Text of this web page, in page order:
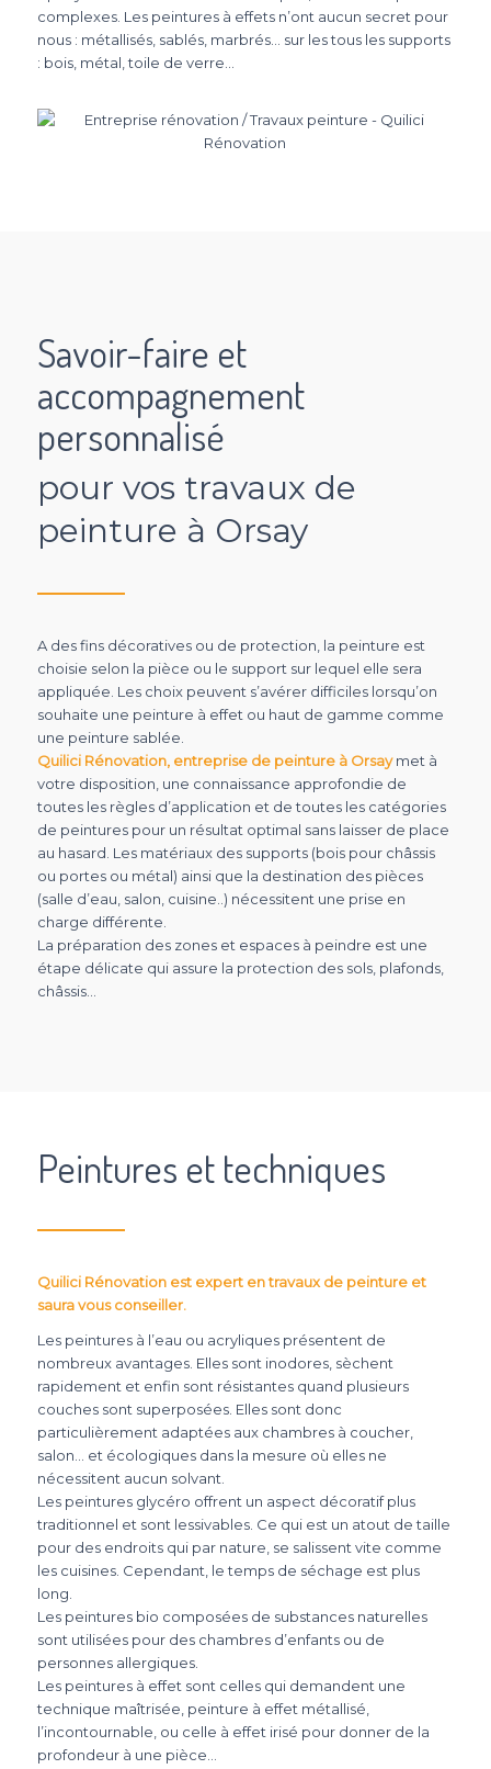
complexes. Les peintures à effets n’ont aucun secret pour
nous : métallisés, sablés, marbrés… sur les tous les supports
: bois, métal, toile de verre…
Savoir-faire et
accompagnement
personnalisé
pour vos travaux de
peinture à Orsay
A des fins décoratives ou de protection, la peinture est
choisie selon la pièce ou le support sur lequel elle sera
appliquée. Les choix peuvent s’avérer difficiles lorsqu’on
souhaite une peinture à effet ou haut de gamme comme
une peinture sablée.
Quilici Rénovation, entreprise de peinture à Orsaymet à
votre disposition, une connaissance approfondie de
toutes les règles d’application et de toutes les catégories
de peintures pour un résultat optimal sans laisser de place
au hasard. Les matériaux des supports (bois pour châssis
ou portes ou métal) ainsi que la destination des pièces
(salle d’eau, salon, cuisine..) nécessitent une prise en
charge différente.
La préparation des zones et espaces à peindre est une
étape délicate qui assure la protection des sols, plafonds,
châssis…
Peintures et techniques
Quilici Rénovation est expert en travaux de peinture et
saura vous conseiller.
Les peintures à l’eau ou acryliques présentent de
nombreux avantages. Elles sont inodores, sèchent
rapidement et enfin sont résistantes quand plusieurs
couches sont superposées. Elles sont donc
particulièrement adaptées aux chambres à coucher,
salon… et écologiques dans la mesure où elles ne
nécessitent aucun solvant.
Les peintures glycéro offrent un aspect décoratif plus
traditionnel et sont lessivables. Ce qui est un atout de taille
pour des endroits qui par nature, se salissent vite comme
les cuisines. Cependant, le temps de séchage est plus
long.
Les peintures bio composées de substances naturelles
sont utilisées pour des chambres d’enfants ou de
personnes allergiques.
Les peintures à effet sont celles qui demandent une
technique maîtrisée, peinture à effet métallisé,
l’incontournable, ou celle à effet irisé pour donner de la
profondeur à une pièce…